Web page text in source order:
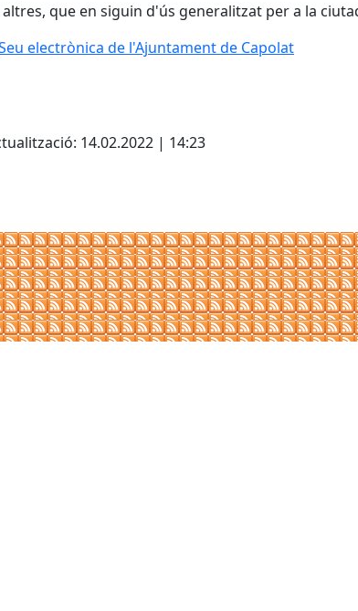
que en siguin d'ús generalitzat per a la
electrònica de l'Ajuntament de Capolat
14.02.2022 | 14:23